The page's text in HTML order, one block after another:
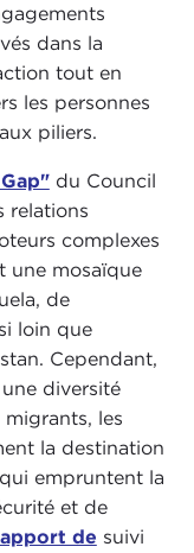
dans la
tout en
les personnes
piliers.
du Council
relations
complexes
une mosaïque
de
loin que
Cependant,
diversité
les
la destination
empruntent la
et de
de suivi